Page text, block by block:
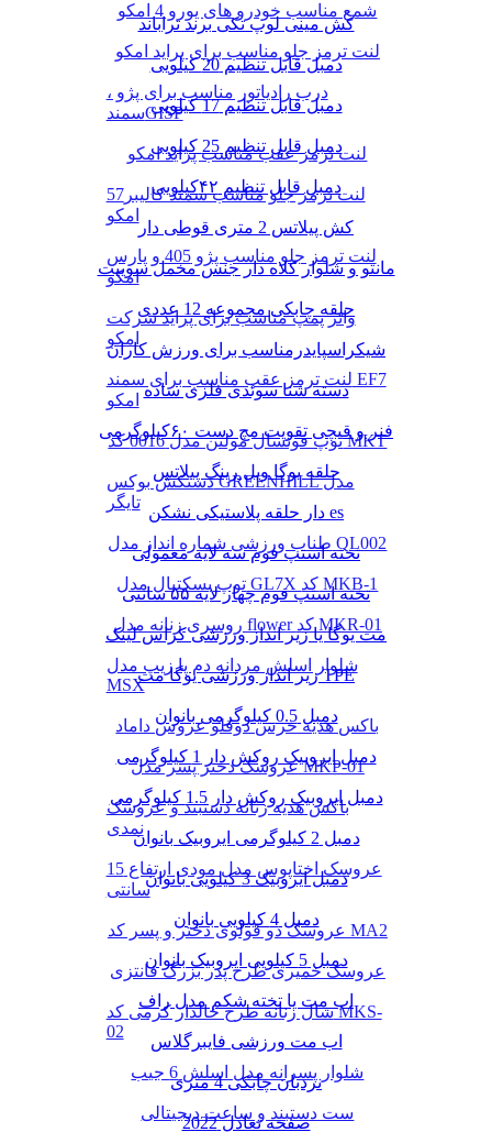
شمع مناسب خودرو های یورو 4 امکو
لنت ترمز جلو مناسب برای پراید امکو
درب رادیاتور مناسب برای پژو ،
سمندGISP
لنت ترمز عقب مناسب پراید امکو
لنت ترمز جلو مناسب سمند کالیبر57
امکو
لنت ترمز جلو مناسب پژو 405 و پارس
امکو
واتر پمپ مناسب برای پراید شرکت
امکو
لنت ترمز عقب مناسب برای سمند EF7
امکو
توپ فوتسال مولتن مدل 0016 کد MKT
دستکش بوکس GREENHILL مدل
تایگر
طناب ورزشی شماره انداز مدل QL002
توپ بسکتبال مدل GL7X کد MKB-1
روسری زنانه مدل flower کد MKR-01
شلوار اسلش مردانه دم پا زیپ مدل
MSX
باکس هدیه خرس دوقلو عروس داماد
عروسک دختر پسر مدل MKP-01
باکس هدیه زنانه دستبند و عروسک
نمدی
عروسک اختاپوس مدل مودی ارتفاع 15
سانتی
عروسک دو قولوی دختر و پسر کد MA2
عروسک خمیری طرح پدر بزرگ فانتزی
شال زنانه طرح خالدار کرمی کد MKS-
02
شلوار پسرانه مدل اسلش 6 جیب
ست دستبند و ساعت دیجیتالی
کش مینی لوپ تکی برند تراباند
دمبل قابل تنظیم 20 کیلویی
دمبل قابل تنظیم 17 کیلویی
دمبل قابل تنظیم 25 کیلویی
دمبل قابل تنظیم ۴۲کیلویی
کش پیلاتس 2 متری قوطی دار
مانتو و شلوار کلاه دار جنس مخمل سوییت
حلقه چابکی مجموعه 12 عددی
شیکراسپایدرمناسب برای ورزش کاران
دسته شنا سوئدی فلزی ساده
فنر و قیچی تقویت مچ دست ۶۰کیلوگرمی
حلقه یوگا ویل رینگ پیلاتس
دار حلقه پلاستیکی نشکن es
تخته استپ فوم سه لایه معمولی
تخته استپ فوم چهار لایه ۵۵ سانتی
مت یوگا یا زیر انداز ورزشی کراس لینک
زیر انداز ورزشی یوگا مت TPE
دمبل 0.5 کیلوگرمی بانوان
دمبل ایروبیک روکش‌ دار 1 کیلوگرمی
دمبل ایروبیک روکش‌ دار 1.5 کیلوگرمی
دمبل 2 کیلوگرمی ایروبیک بانوان
دمبل ایروبیک 3 کیلویی بانوان
دمبل 4 کیلویی بانوان
دمبل 5 کیلویی ایروبیک بانوان
اب مت یا تخته شکم مدل راف
اب مت ورزشی فایبرگلاس
نردبان چابکی 4 متری
صفحه تعادل 2022